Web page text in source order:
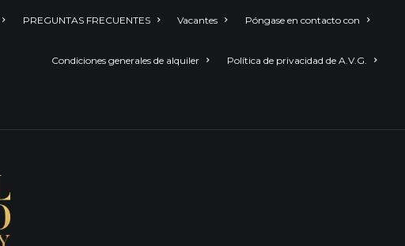
PREGUNTAS FRECUENTES Vacantes Póngase en contacto con
Condiciones generales de alquiler Política de privacidad de A.V.G.